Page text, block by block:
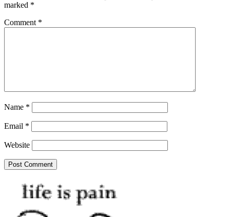
marked *
Comment *
Name *
Email *
Website